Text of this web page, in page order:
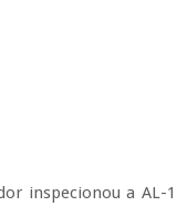
inspecionou a AL-